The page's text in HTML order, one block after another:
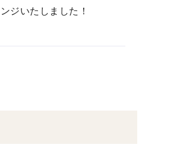
ジいたしました！